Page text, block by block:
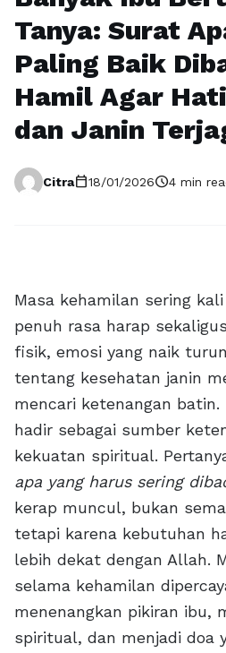
Tanya: Surat
Paling Baik
Hamil Agar
dan Janin
Citracalendar_today18/01/2026schedule4 min
Masa kehamilan sering
penuh rasa harap
fisik, emosi yang naik
tentang kesehatan janin
mencari ketenangan batin.
hadir sebagai sumber
kekuatan spiritual.
apa yang harus sering
kerap muncul, bukan
tetapi karena kebutuhan
lebih dekat dengan Allah.
selama kehamilan
menenangkan pikiran ibu,
spiritual, dan menjadi doa